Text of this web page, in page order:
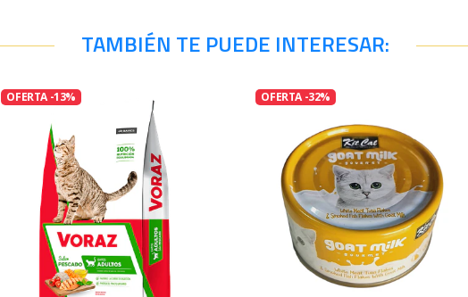
TAMBIÉN TE PUEDE INTERESAR:
OFERTA -13% OFERTA -32%